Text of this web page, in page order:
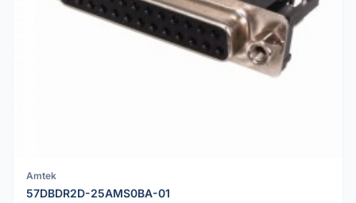
Amtek
57DBDR2D-25AMS0BA-01